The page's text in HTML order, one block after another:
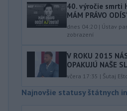
40.⁠ ⁠výročie smrti
MÁM PRÁVO
dnes 04:20 | Ústav
zobrazení
V ROKU 2015
OPAKUJÚ NAŠE
včera 17:35 | Šutaj
Najnovšie statusy štátnych